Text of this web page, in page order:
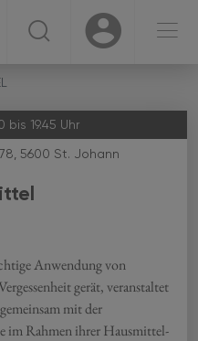
USER USER ☰
bis 19.45 Uhr
5600 St. Johann
Anwendung von
gerät, veranstaltet
mit der
im Rahmen ihrer Hausmittel-